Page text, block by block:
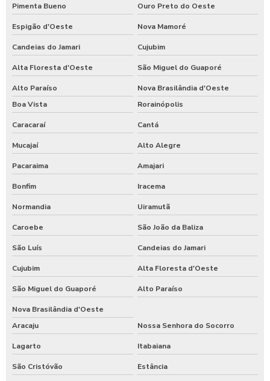
Pimenta Bueno Ouro Preto do Oeste
Espigão d'Oeste Nova Mamoré
Candeias do Jamari Cujubim
Alta Floresta d'Oeste São Miguel do Guaporé
Alto Paraíso
Nova Brasilândia d'Oeste
Boa Vista
Rorainópolis
Caracaraí Cantá
Mucajaí Alto Alegre
Pacaraima Amajari
Bonfim Iracema
Normandia Uiramutã
Caroebe São João da Baliza
São Luís Candeias do Jamari
Cujubim Alta Floresta d'Oeste
São Miguel do Guaporé Alto Paraíso
Nova Brasilândia d'Oeste
Aracaju
Nossa Senhora do Socorro
Lagarto Itabaiana
São Cristóvão Estância